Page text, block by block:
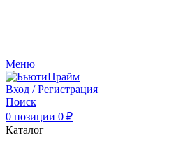
Меню
Вход / Регистрация
Поиск
0 позиции 0 ₽
Каталог